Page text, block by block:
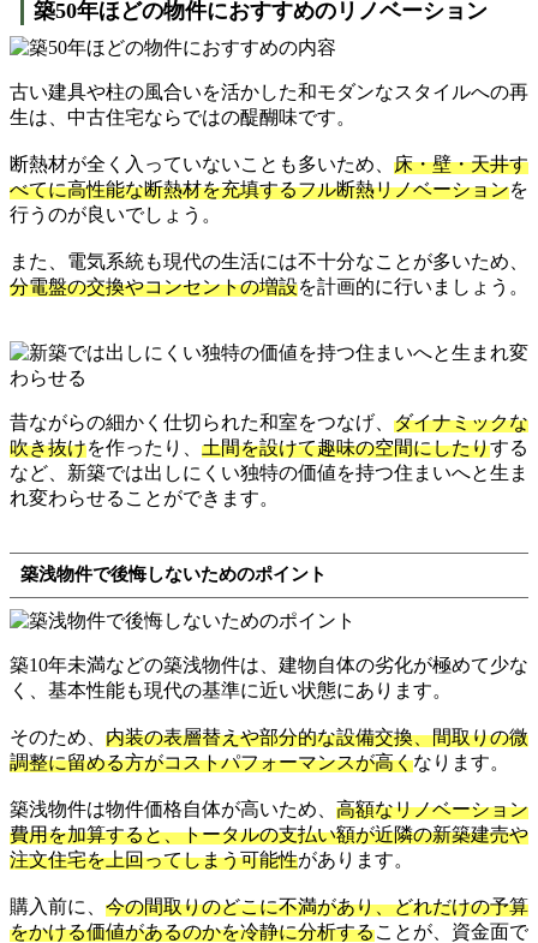
築50年ほどの物件におすすめのリノベーション
古い建具や柱の風合いを活かした和モダンなスタイルへの再
生は、中古住宅ならではの醍醐味です。
断熱材が全く入っていないことも多いため、 床・壁・天井す
べてに高性能な断熱材を充填するフル断熱リノベーションを
行うのが良いでしょう。
また、電気系統も現代の生活には不十分なことが多いため、
分電盤の交換やコンセントの増設を計画的に行いましょう。
昔ながらの細かく仕切られた和室をつなげ、 ダイナミックな
吹き抜けを作ったり、 土間を設けて趣味の空間にしたりする
など、新築では出しにくい独特の価値を持つ住まいへと生ま
れ変わらせることができます。
築浅物件で後悔しないためのポイント
築10年未満などの築浅物件は、建物自体の劣化が極めて少な
く、基本性能も現代の基準に近い状態にあります。
そのため、 内装の表層替えや部分的な設備交換、間取りの微
調整に留める方がコストパフォーマンスが高くなります。
築浅物件は物件価格自体が高いため、 高額なリノベーション
費用を加算すると、トータルの支払い額が近隣の新築建売や
注文住宅を上回ってしまう可能性があります。
購入前に、 今の間取りのどこに不満があり、どれだけの予算
をかける価値があるのかを冷静に分析することが、資金面で